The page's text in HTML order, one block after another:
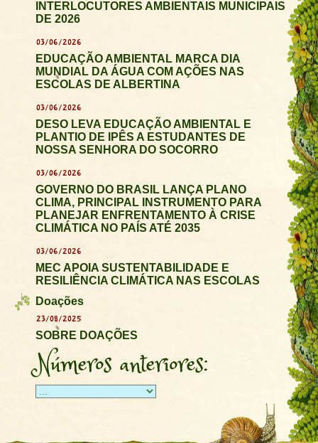
INTERLOCUTORES AMBIENTAIS MUNICIPAIS
DE 2026
03/06/2026
EDUCAÇÃO AMBIENTAL MARCA DIA
MUNDIAL DA ÁGUA COM AÇÕES NAS
ESCOLAS DE ALBERTINA
03/06/2026
DESO LEVA EDUCAÇÃO AMBIENTAL E
PLANTIO DE IPÊS A ESTUDANTES DE
NOSSA SENHORA DO SOCORRO
03/06/2026
GOVERNO DO BRASIL LANÇA PLANO
CLIMA, PRINCIPAL INSTRUMENTO PARA
PLANEJAR ENFRENTAMENTO À CRISE
CLIMÁTICA NO PAÍS ATÉ 2035
03/06/2026
MEC APOIA SUSTENTABILIDADE E
RESILIÊNCIA CLIMÁTICA NAS ESCOLAS
Doações
23/08/2025
SOBRE DOAÇÕES
Números anteriores: